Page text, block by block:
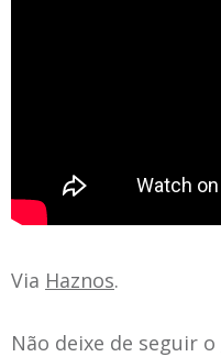
Via Haznos.
Não deixe de seguir o